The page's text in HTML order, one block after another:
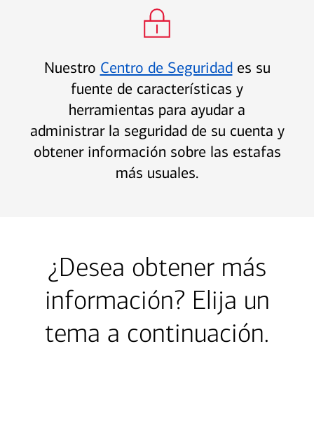
Nuestro Centro de Seguridades su
fuente de características y
herramientas para ayudar a
administrar la seguridad de su cuenta y
obtener información sobre las estafas
más usuales.
¿Desea obtener más
información? Elija un
tema a continuación.